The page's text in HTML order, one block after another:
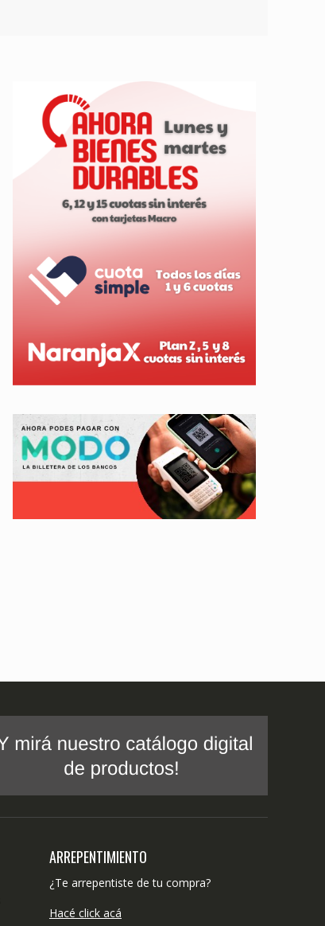
ARREPENTIMIENTO
¿Te arrepentiste de tu compra?
Hacé click acá